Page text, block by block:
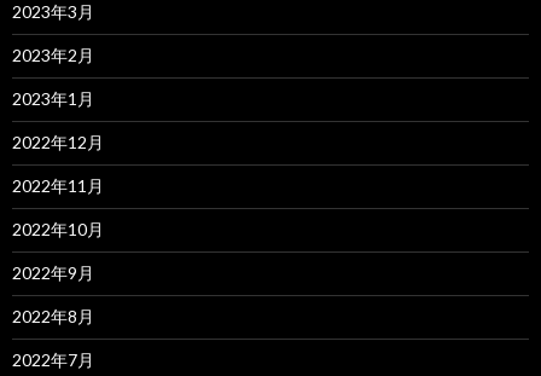
2023年3月
2023年2月
2023年1月
2022年12月
2022年11月
2022年10月
2022年9月
2022年8月
2022年7月